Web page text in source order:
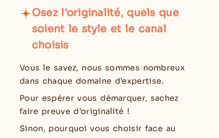
Osez l'originalité, quels que
soient le style et le canal
choisis
Vous le savez, nous sommes nombreux
dans chaque domaine d’expertise.
Pour espérer vous démarquer, sachez
faire preuve d’originalité !
Sinon, pourquoi vous choisir face au